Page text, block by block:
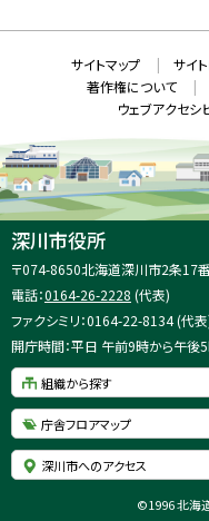
ン
で
開
き
ま
す
メ
ニ
ュ
ー
報
サイトマップ サイ
著作権について
ウェブアクセシ
深川市役所
住
所
〒074-8650北海道深川市2条17
電話：0164-26-2228 (代表)
ファクシミリ：0164-22-8134 (代
開庁時間：平日 午前9時から午後
組織から探す
庁舎フロアマップ
深川市へのアクセス
©1996 北海